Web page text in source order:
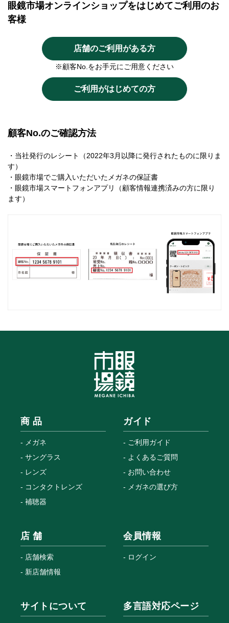
眼鏡市場オンラインショップをはじめてご利用のお
客様
店舗のご利用がある方
※顧客No.をお手元にご用意ください
ご利用がはじめての方
顧客No.のご確認方法
・当社発行のレシート（2022年3月以降に発行されたものに限りま
す）
・眼鏡市場でご購入いただいたメガネの保証書
・眼鏡市場スマートフォンアプリ（顧客情報連携済みの方に限り
ます）
商 品
メガネ
サングラス
レンズ
コンタクトレンズ
補聴器
ガイド
ご利用ガイド
よくあるご質問
お問い合わせ
メガネの選び方
店 舗
店舗検索
新店舗情報
会員情報
ログイン
サイトについて 多言語対応ページ